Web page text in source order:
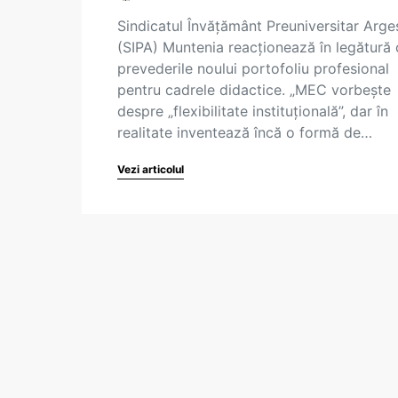
Sindicatul Învățământ Preuniversitar
(SIPA) Muntenia reacționează în legătură
prevederile noului portofoliu profesional
pentru cadrele didactice. „MEC vorbește
despre „flexibilitate instituțională”, dar în
realitate inventează încă o formă de…
Vezi articolul